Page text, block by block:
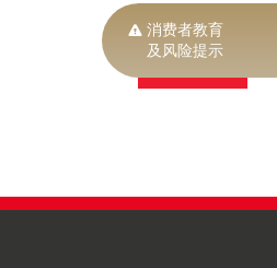
消费者教育
及风险提示